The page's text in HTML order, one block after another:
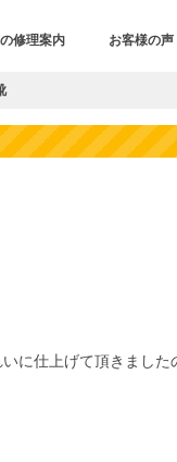
修理案内 お客様の
に仕上げて頂きまし